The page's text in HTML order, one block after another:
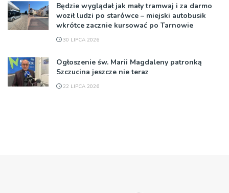
Będzie wyglądał jak mały tramwaj i za darmo
woził ludzi po starówce – miejski autobusik
wkrótce zacznie kursować po Tarnowie
30 LIPCA 2026
Ogłoszenie św. Marii Magdaleny patronką
Szczucina jeszcze nie teraz
22 LIPCA 2026